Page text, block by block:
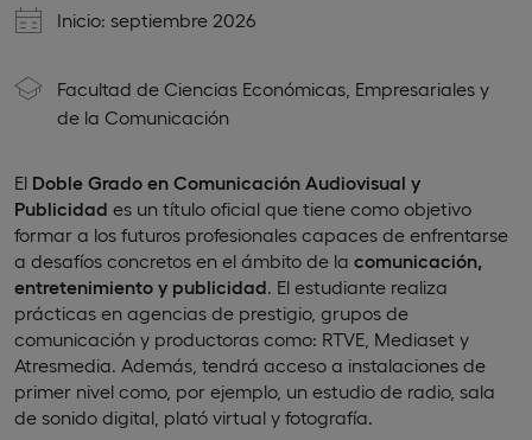
Inicio: septiembre 2026
Facultad de Ciencias Económicas, Empresariales y
de la Comunicación
El Doble Grado en Comunicación Audiovisual y
Publicidad es un título oficial que tiene como objetivo
formar a los futuros profesionales capaces de enfrentarse
a desafíos concretos en el ámbito de la comunicación,
entretenimiento y publicidad. El estudiante realiza
prácticas en agencias de prestigio, grupos de
comunicación y productoras como: RTVE, Mediaset y
Atresmedia. Además, tendrá acceso a instalaciones de
primer nivel como, por ejemplo, un estudio de radio, sala
de sonido digital, plató virtual y fotografía.